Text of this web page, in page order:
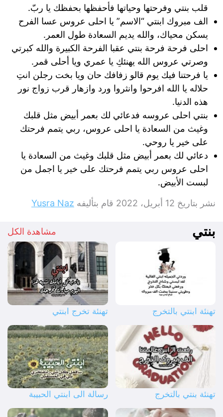
قلب بنتي وفرحتها وحياتها فأحفظها بحفظك يا ربّ.
الف مبروك ابنتي “الاسم” يا احلى عروس عسا الفرح
يسكن محياك، والله يديم السعادة طول العمر.
احلى فرحة فرحة بنتي عقبا الفرحة الكبيرة والله كبرتي
وصرتي عروس الله يهنئكِ يا عمري ويا أحلى قمر.
يا فرحتنا فيك يوم قالو زفافك حان ويا بخت رجلن انتِ
حلاله يا الله افرحوا وانثروا ورد وازهار قرب زواج نور
هذه الدنيا.
بنتي احلى عروسه فدعائي لك بعمر أبيض مثل قلبك
وغيث من السعادة يا احلى عروس، ربي يتمم فرحتك
على خير يا روحي.
دعائي لك بعمر أبيض مثل قلبك وغيث من السعادة يا
احلى عروس ربي يتمم فرحتك على خير يا اجمل من
لبست الأبيض.
نشر بتاريخ 12 أبريل، 2022 قام بتأليفه Yusra Naz
بنتي مشاهدة الكل
تهنئة ابنتي بالتخرج تهنئة تخرج ابنتي
تهنئة بنتي بالتخرج رسالة الى ابنتي الحبيبة